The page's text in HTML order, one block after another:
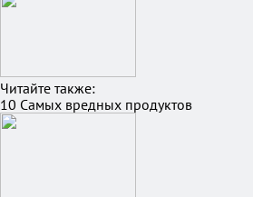
Читайте также:
10 Самых вредных продуктов